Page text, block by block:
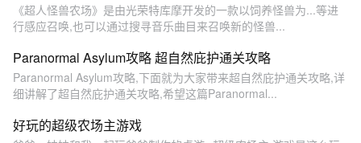
《超人怪兽农场》是由光荣特库摩开发的一款以饲养怪兽为...等进
行感应召唤,也可以通过搜寻音乐曲目来召唤新的怪兽...
Paranormal Asylum攻略 超自然庇护通关攻略
Paranormal Asylum攻略,下面就为大家带来超自然庇护通关攻略,详
细讲解了超自然庇护通关攻略,希望这篇Paranormal...
好玩的超级农场主游戏